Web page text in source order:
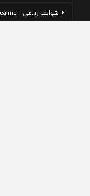
هواتف ريلمي – Realme